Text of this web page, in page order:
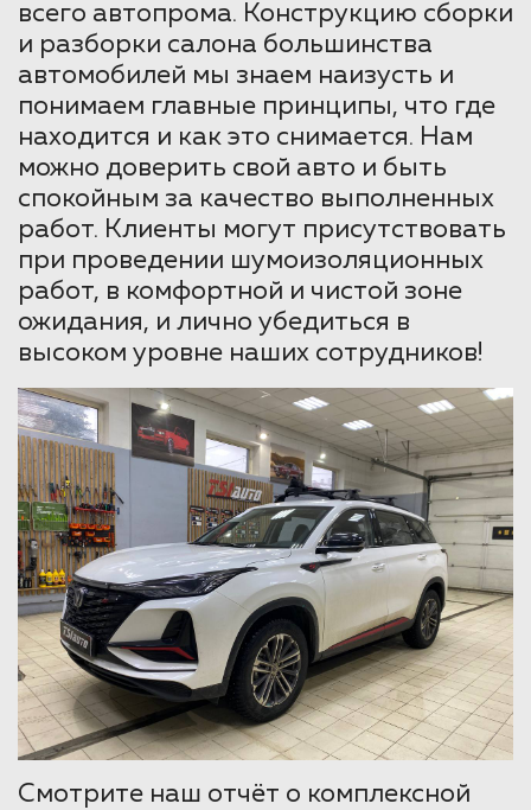
всего автопрома. Конструкцию сборки
и разборки салона большинства
автомобилей мы знаем наизусть и
понимаем главные принципы, что где
находится и как это снимается. Нам
можно доверить свой авто и быть
спокойным за качество выполненных
работ. Клиенты могут присутствовать
при проведении шумоизоляционных
работ, в комфортной и чистой зоне
ожидания, и лично убедиться в
высоком уровне наших сотрудников!
Смотрите наш отчёт о комплексной